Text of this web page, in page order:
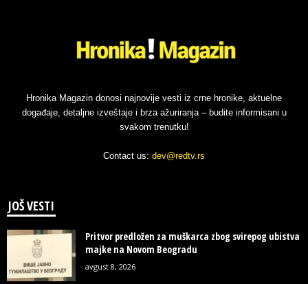
Hronika Magazin donosi najnovije vesti iz crne hronike, aktuelne
događaje, detaljne izveštaje i brza ažuriranja – budite informisani u
svakom trenutku!
Contact us: dev@redtv.rs
JOŠ VESTI
Pritvor predložen za muškarca zbog svirepog ubistva
majke na Novom Beogradu
avgust 8, 2026